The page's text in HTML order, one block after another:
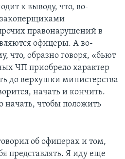
к выводу, что, во-
правонарушений в
офицеры. А во-
что, образно говоря, «бьют
ЧП приобрело характер
до верхушки министерства
начать и кончить.
начать, чтобы положить
об офицерах и том,
представлять. Я иду еще